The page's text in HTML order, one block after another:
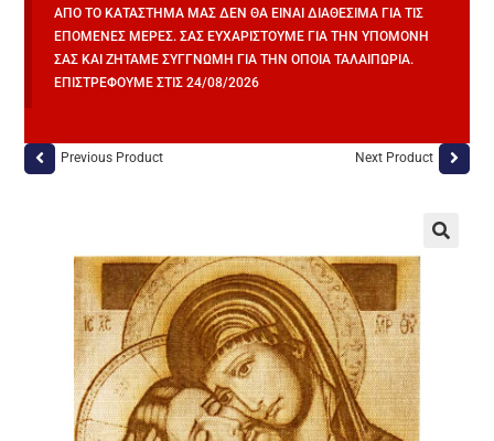
ΑΠΌ ΤΟ ΚΑΤΆΣΤΗΜΆ ΜΑΣ ΔΕΝ ΘΑ ΕΊΝΑΙ ΔΙΑΘΈΣΙΜΑ ΓΙΑ ΤΙΣ
ΕΠΌΜΕΝΕΣ ΜΈΡΕΣ. ΣΑΣ ΕΥΧΑΡΙΣΤΟΎΜΕ ΓΙΑ ΤΗΝ ΥΠΟΜΟΝΉ
ΣΑΣ ΚΑΙ ΖΗΤΆΜΕ ΣΥΓΓΝΏΜΗ ΓΙΑ ΤΗΝ ΌΠΟΙΑ ΤΑΛΑΙΠΩΡΊΑ.
ΕΠΙΣΤΡΈΦΟΥΜΕ ΣΤΙΣ 24/08/2026
Previous Product Next Product